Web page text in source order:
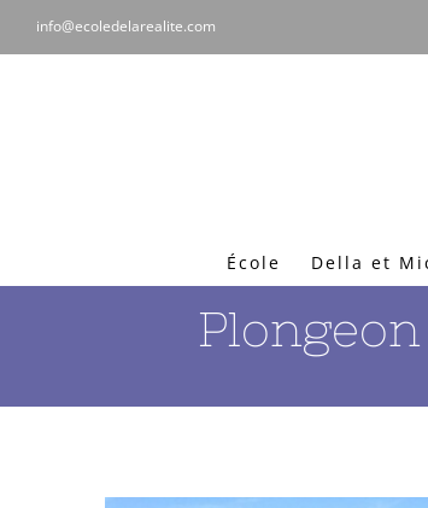
Passer
au
info@ecoledelarealite.com
École Della et